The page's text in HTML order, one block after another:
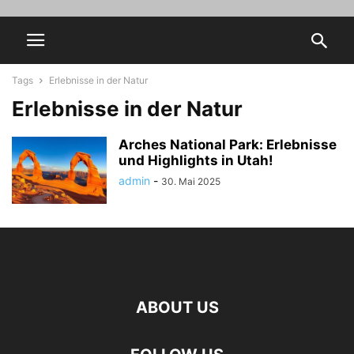
Tags Erlebnisse in der Natur
Erlebnisse in der Natur
Arches National Park: Erlebnisse
und Highlights in Utah!
admin - 30. Mai 2025
ABOUT US